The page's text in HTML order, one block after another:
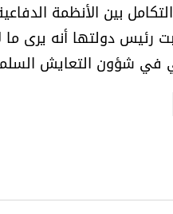
بين الأنظمة
رئيس دولتها أنه يرى ما
في شؤون التعايش